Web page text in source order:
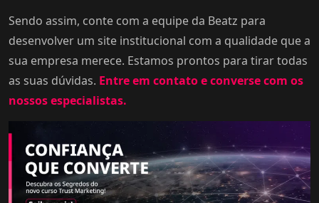
Sendo assim, conte com a equipe da Beatz para
desenvolver um site institucional com a qualidade que a
sua empresa merece. Estamos prontos para tirar todas
as suas dúvidas. Entre em contato e converse com os
nossos especialistas.